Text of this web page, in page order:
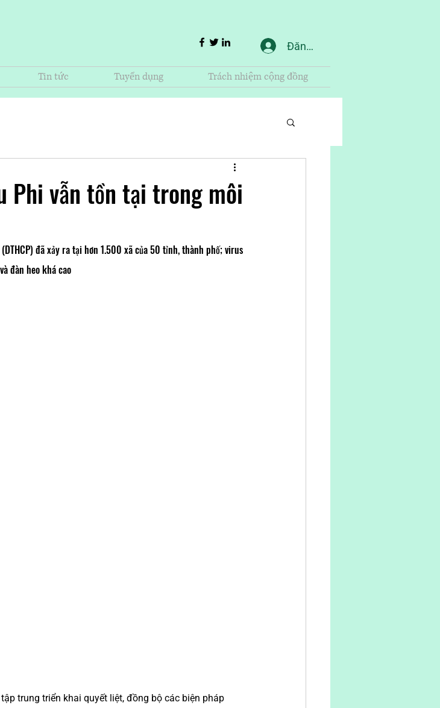
Đăng nhập
Tin tức Tuyển dụng Trách nhiệm cộng đồng
Phi vẫn tồn tại trong môi
đã xảy ra tại hơn 1.500 xã của 50 tỉnh, thành phố; virus
đàn heo khá cao
trung triển khai quyết liệt, đồng bộ các biện pháp